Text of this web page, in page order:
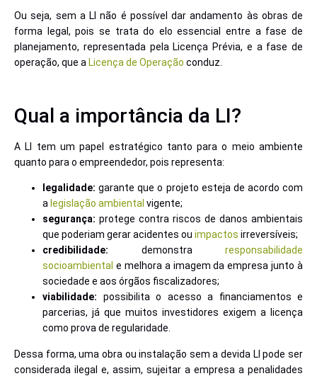
Ou seja, sem a LI não é possível dar andamento às obras de
forma legal, pois se trata do elo essencial entre a fase de
planejamento, representada pela Licença Prévia, e a fase de
operação, que a Licença de Operação conduz.
Qual a importância da LI?
A LI tem um papel estratégico tanto para o meio ambiente
quanto para o empreendedor, pois representa:
legalidade: garante que o projeto esteja de acordo com
a legislação ambiental vigente;
segurança: protege contra riscos de danos ambientais
que poderiam gerar acidentes ou impactos irreversíveis;
credibilidade: demonstra responsabilidade
socioambiental e melhora a imagem da empresa junto à
sociedade e aos órgãos fiscalizadores;
viabilidade: possibilita o acesso a financiamentos e
parcerias, já que muitos investidores exigem a licença
como prova de regularidade.
Dessa forma, uma obra ou instalação sem a devida LI pode ser
considerada ilegal e, assim, sujeitar a empresa a penalidades